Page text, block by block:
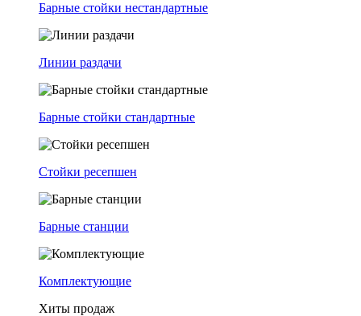
Барные стойки нестандартные
Линии раздачи
Барные стойки стандартные
Стойки ресепшен
Барные станции
Комплектующие
Хиты продаж